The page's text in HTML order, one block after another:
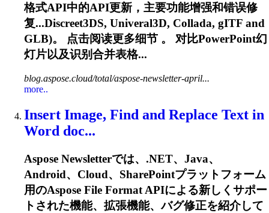
格式API中的API更新，主要功能增强和错误修
复...Discreet3DS, Univeral3D, Collada, gITF and
GLB)。 点击阅读更多细节 。 对比PowerPoint幻
灯片以及识别合并表格...
blog.aspose.cloud/total/aspose-newsletter-april...
more..
Insert Image, Find and Replace Text in
Word doc...
Aspose Newsletterでは、.NET、Java、
Android、Cloud、SharePointプラットフォーム
用のAspose File Format APIによる新しくサポー
トされた機能、拡張機能、バグ修正を紹介して